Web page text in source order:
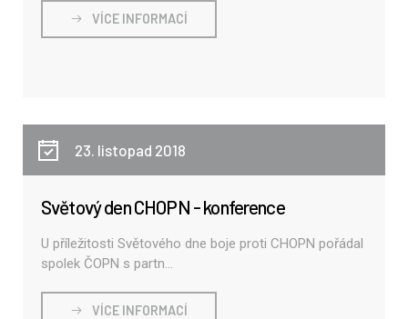
VÍCE INFORMACÍ
23. listopad 2018
Světový den CHOPN - konference
U příležitosti Světového dne boje proti CHOPN pořádal
spolek ČOPN s partn...
VÍCE INFORMACÍ